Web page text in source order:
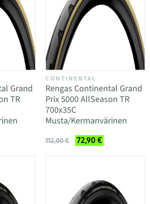
Grand
TR
CONTINENTAL
Rengas Continental Grand
Prix 5000 AllSeason TR
700x35C
Musta/Kermanvärinen
112,00 € 72,90 €